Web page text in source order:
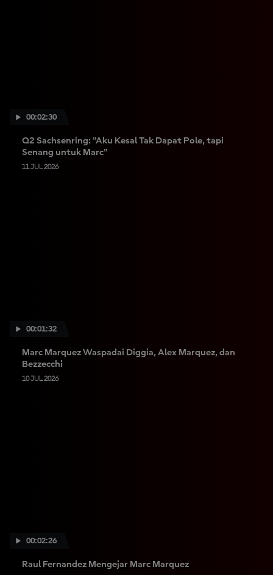
00:02:30
Q2 Sachsenring: "Aku Kesal Tak Dapat Pole, tapi
Senang untuk Marc"
11 JUL 2026
00:01:32
Marc Marquez Waspadai Diggia, Alex Marquez, dan
Bezzecchi
10 JUL 2026
00:02:26
Raul Fernandez Mengejar Marc Marquez